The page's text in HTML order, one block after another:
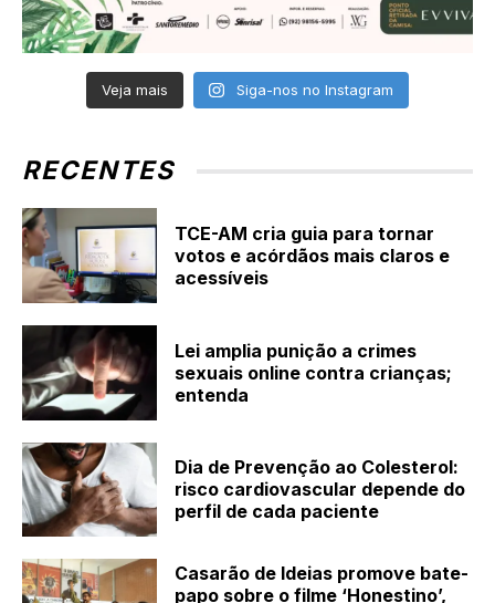
Veja mais Siga-nos no Instagram
RECENTES
TCE-AM cria guia para tornar
votos e acórdãos mais claros e
acessíveis
Lei amplia punição a crimes
sexuais online contra crianças;
entenda
Dia de Prevenção ao Colesterol:
risco cardiovascular depende do
perfil de cada paciente
Casarão de Ideias promove bate-
papo sobre o filme ‘Honestino’,